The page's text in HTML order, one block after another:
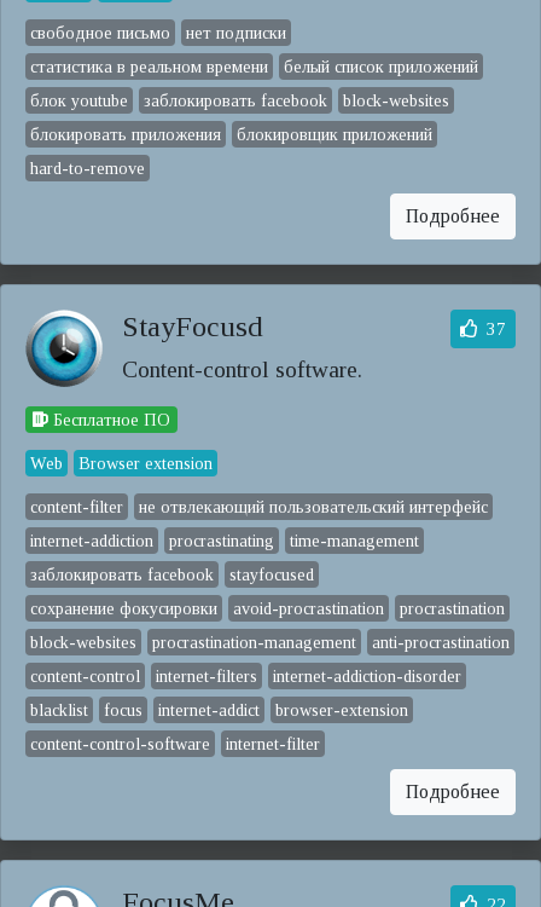
свободное письмо
нет подписки
статистика в реальном времени
белый список приложений
блок youtube
заблокировать facebook
block-websites
блокировать приложения
блокировщик приложений
hard-to-remove
Подробнее
StayFocusd
Content-control software.
37
Бесплатное ПО
Web Browser extension
content-filter
не отвлекающий пользовательский интерфейс
internet-addiction
procrastinating
time-management
заблокировать facebook
stayfocused
сохранение фокусировки
avoid-procrastination
procrastination
block-websites
procrastination-management
anti-procrastination
content-control
internet-filters
internet-addiction-disorder
blacklist
focus internet-addict
browser-extension
content-control-software
internet-filter
Подробнее